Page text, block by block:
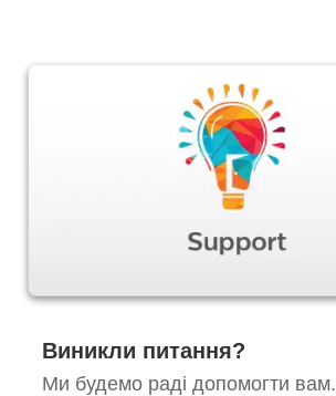
Виникли питання?
Ми будемо раді допомогти вам.